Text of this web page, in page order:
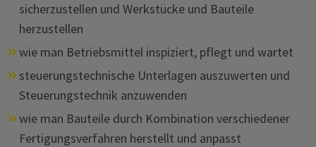
sicherzustellen und Werkstücke und Bauteile
herzustellen
wie man Betriebsmittel inspiziert, pflegt und wartet
steuerungstechnische Unterlagen auszuwerten und
Steuerungstechnik anzuwenden
wie man Bauteile durch Kombination verschiedener
Fertigungsverfahren herstellt und anpasst